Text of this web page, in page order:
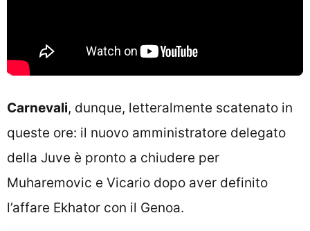
Carnevali, dunque, letteralmente scatenato in
queste ore: il nuovo amministratore delegato
della Juve è pronto a chiudere per
Muharemovic e Vicario dopo aver definito
l’affare Ekhator con il Genoa.